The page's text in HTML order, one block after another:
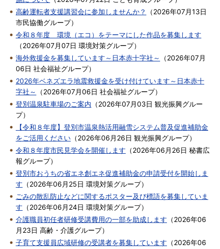
高齢運転者支援講習会に参加しませんか？
（2026年07月13日
市民協働グループ）
令和８年度 環境（エコ）をテーマにした作品を募集します
（2026年07月07日 環境対策グループ）
海外救援金を募集しています～日本赤十字社～
（2026年07月
06日 社会福祉グループ）
2026年ベネズエラ地震救援金を受け付けています～日本赤十
字社～
（2026年07月06日 社会福祉グループ）
登別温泉駐車場のご案内 （2026年07月03日 観光振興グルー
プ）
【令和８年度】登別市温泉熱活用融雪システム普及促進補助金
をご活用ください （2026年06月26日 観光振興グループ）
令和８年度市民見学会を開催します （2026年06月26日 秘書広
報グループ）
登別市おうちの省エネ創エネ促進補助金の申請受付を開始しま
す （2026年06月25日 環境対策グループ）
ごみの散乱防止などに関するポスター及び標語を募集していま
す （2026年06月24日 環境対策グループ）
介護職員初任者研修受講費用の一部を助成します （2026年06
月23日 高齢・介護グループ）
子育て支援員広域研修の受講者を募集しています （2026年06